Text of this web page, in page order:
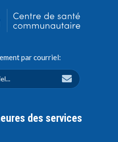
par courriel:
des services